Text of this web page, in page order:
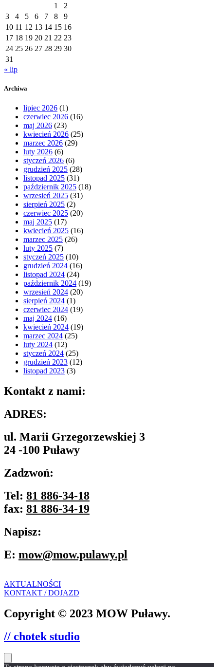
1
2
3
4 5 6 7 8
9
10 11 12 13 14 15 16
17 18 19 20 21 22 23
24 25 26 27 28 29 30
31
« lip
Archiwa
lipiec 2026 (1)
czerwiec 2026 (16)
maj 2026 (23)
kwiecień 2026 (25)
marzec 2026 (29)
luty 2026 (6)
styczeń 2026 (6)
grudzień 2025 (28)
listopad 2025 (31)
październik 2025 (18)
wrzesień 2025 (31)
sierpień 2025 (2)
czerwiec 2025 (20)
maj 2025 (17)
kwiecień 2025 (16)
marzec 2025 (26)
luty 2025 (7)
styczeń 2025 (10)
grudzień 2024 (16)
listopad 2024 (24)
październik 2024 (19)
wrzesień 2024 (20)
sierpień 2024 (1)
czerwiec 2024 (19)
maj 2024 (16)
kwiecień 2024 (19)
marzec 2024 (25)
luty 2024 (12)
styczeń 2024 (25)
grudzień 2023 (12)
listopad 2023 (3)
Kontakt z nami:
ADRES:
ul. Marii Grzegorzewskiej 3
24 -100 Puławy
Zadzwoń:
Tel: 81 886-34-18
fax: 81 886-34-19
Napisz:
E: mow@mow.pulawy.pl
AKTUALNOŚCI
KONTAKT / DOJAZD
Copyright © 2023 MOW Puławy.
// chotek studio